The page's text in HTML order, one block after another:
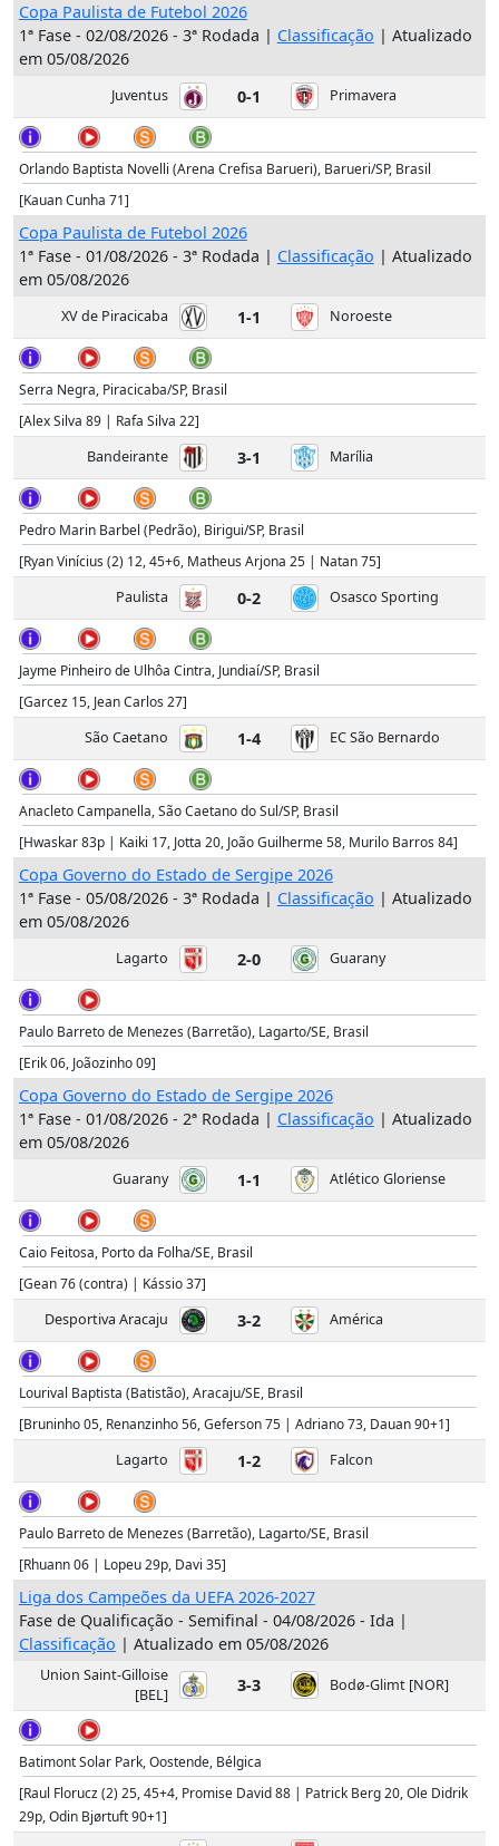
Copa Paulista de Futebol 2026
1ª Fase - 02/08/2026 - 3ª Rodada | Classificação | Atualizado
em 05/08/2026
Juventus 0-1 Primavera
Orlando Baptista Novelli (Arena Crefisa Barueri), Barueri/SP, Brasil
[Kauan Cunha 71]
Copa Paulista de Futebol 2026
1ª Fase - 01/08/2026 - 3ª Rodada | Classificação | Atualizado
em 05/08/2026
XV de Piracicaba 1-1 Noroeste
Serra Negra, Piracicaba/SP, Brasil
[Alex Silva 89 | Rafa Silva 22]
Bandeirante
3-1 Marília
Pedro Marin Barbel (Pedrão), Birigui/SP, Brasil
[Ryan Vinícius (2) 12, 45+6, Matheus Arjona 25 | Natan 75]
Paulista
0-2 Osasco Sporting
Jayme Pinheiro de Ulhôa Cintra, Jundiaí/SP, Brasil
[Garcez 15, Jean Carlos 27]
São Caetano
1-4 EC São Bernardo
Anacleto Campanella, São Caetano do Sul/SP, Brasil
[Hwaskar 83p | Kaiki 17, Jotta 20, João Guilherme 58, Murilo Barros 84]
Copa Governo do Estado de Sergipe 2026
1ª Fase - 05/08/2026 - 3ª Rodada | Classificação | Atualizado
em 05/08/2026
Lagarto 2-0 Guarany
Paulo Barreto de Menezes (Barretão), Lagarto/SE, Brasil
[Erik 06, Joãozinho 09]
Copa Governo do Estado de Sergipe 2026
1ª Fase - 01/08/2026 - 2ª Rodada | Classificação | Atualizado
em 05/08/2026
Guarany 1-1 Atlético Gloriense
Caio Feitosa, Porto da Folha/SE, Brasil
[Gean 76 (contra) | Kássio 37]
Desportiva Aracaju
3-2 América
Lourival Baptista (Batistão), Aracaju/SE, Brasil
[Bruninho 05, Renanzinho 56, Geferson 75 | Adriano 73, Dauan 90+1]
Lagarto
1-2 Falcon
Paulo Barreto de Menezes (Barretão), Lagarto/SE, Brasil
[Rhuann 06 | Lopeu 29p, Davi 35]
Liga dos Campeões da UEFA 2026-2027
Fase de Qualificação - Semifinal - 04/08/2026 - Ida |
Classificação | Atualizado em 05/08/2026
Union Saint-Gilloise
[BEL]
3-3 Bodø-Glimt [NOR]
Batimont Solar Park, Oostende, Bélgica
[Raul Florucz (2) 25, 45+4, Promise David 88 | Patrick Berg 20, Ole Didrik
29p, Odin Bjørtuft 90+1]